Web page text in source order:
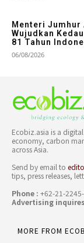
Menteri Jumhur
Wujudkan
81 Tahun
06/08/2026
Ecobiz.asia is a
economy, carbon
across Asia.
Send by email to
tips, press releases,
Phone : +62-21-
Advertising
MORE FROM